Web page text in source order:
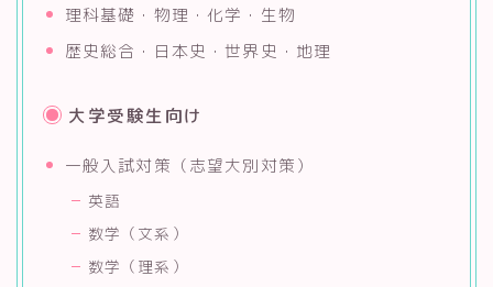
理科基礎・物理・化学・生物
歴史総合・日本史・世界史・地理
大学受験生向け
一般入試対策（志望大別対策）
英語
数学（文系）
数学（理系）